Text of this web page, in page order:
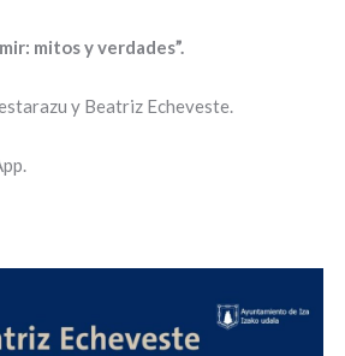
mitos y verdades”.
y Beatriz Echeveste.